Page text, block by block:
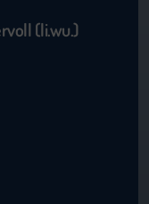
(li.wu.)